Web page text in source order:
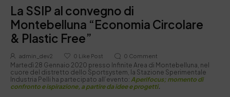
La SSIP al convegno di
Montebelluna “Economia Circolare
& Plastic Free”
admin_dev2 0 Like Post 0 Comment
Martedì 28 Gennaio 2020 presso Infinite Area di Montebelluna, nel
cuore del distretto dello Sportsystem, la Stazione Sperimentale
Industria Pelli ha partecipato all’evento: Aperifocus; momento di
confronto e ispirazione, a partire da idee e progetti.